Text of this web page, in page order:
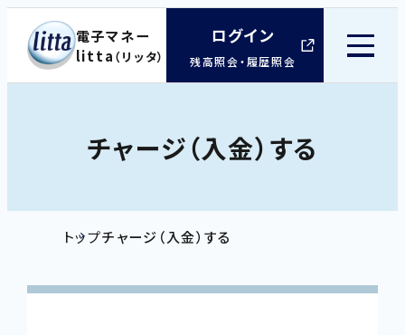
電子マネー
litta （リッタ）
外
部
イ
を
別
ログイン
残高照会・履歴照会
チャージ（入金）する
トップチャージ（入金）する